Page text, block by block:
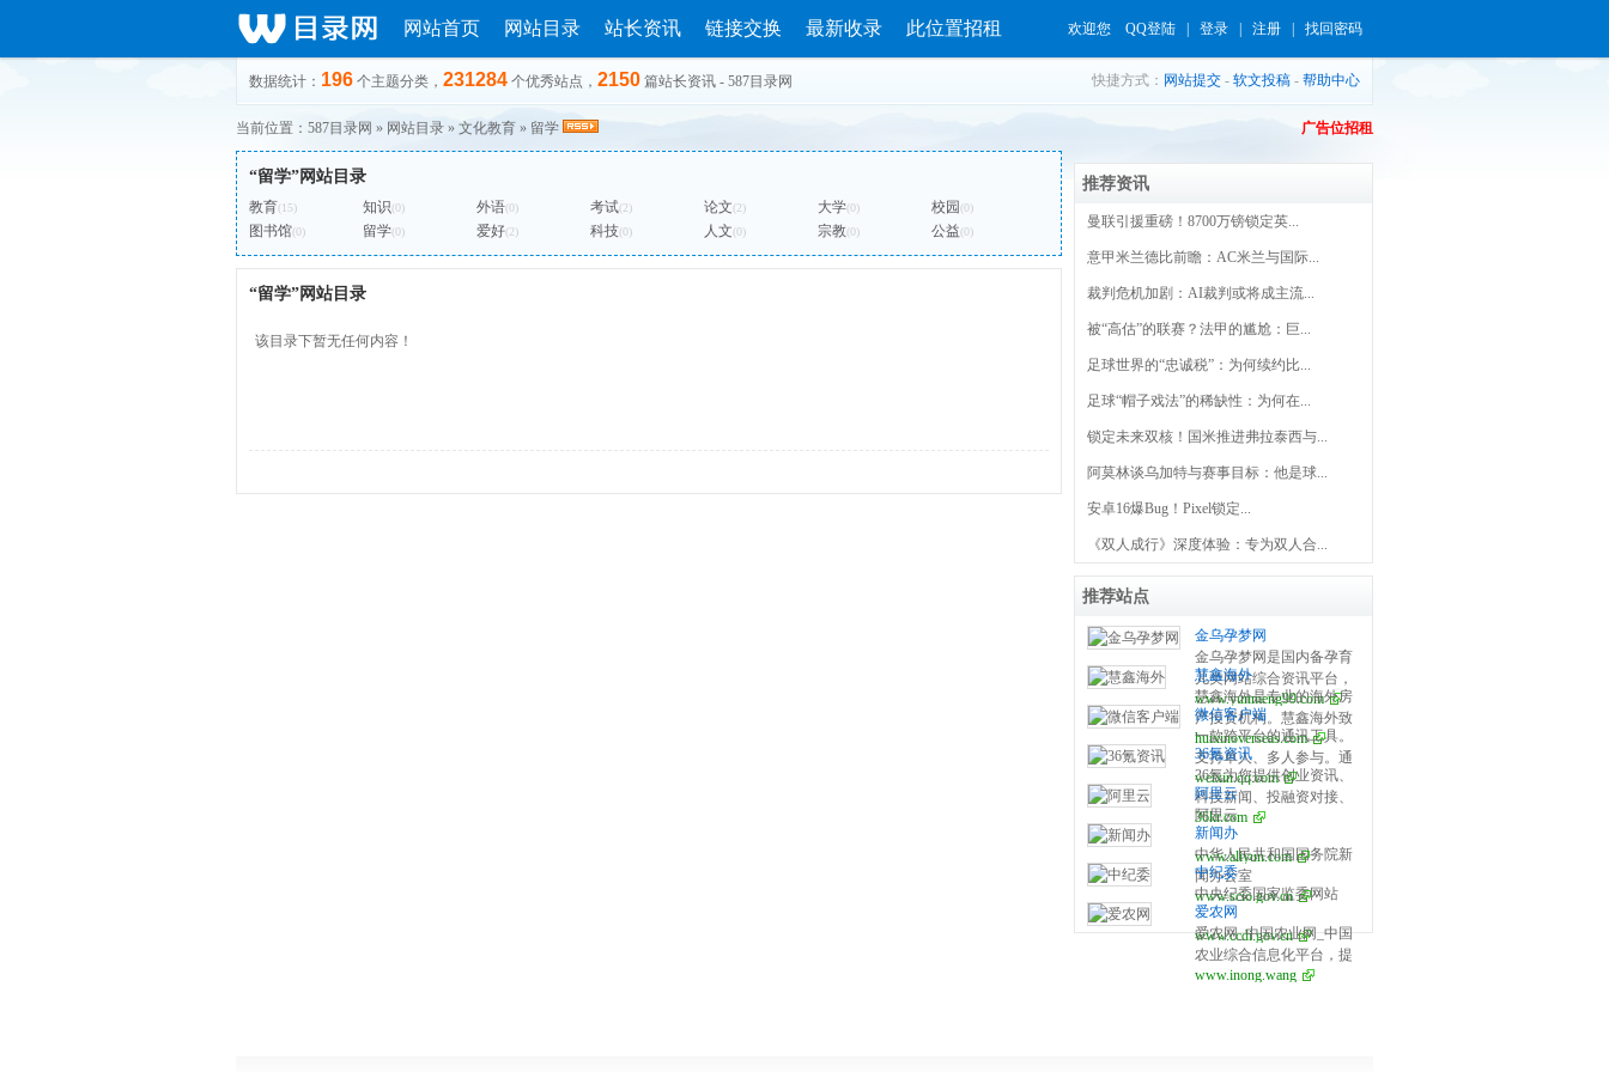
网站首页 网站目录 站长资讯 链接交换 最新收录 此位置招租 欢迎您 QQ登陆 登录 注册 找回密码
数据统计： 196 个主题分类， 231284 个优秀站点， 2150 篇站长资讯 - 587目录网 快捷方式： 网站提交 - 软文投稿 - 帮助中心
广告位招租
当前位置： 587目录网 » 网站目录 » 文化教育 » 留学
“留学”网站目录
教育(15) 知识(0) 外语(0) 考试(2) 论文(2) 大学(0) 校园(0)
图书馆(0) 留学(0) 爱好(2) 科技(0) 人文(0) 宗教(0) 公益(0)
“留学”网站目录
该目录下暂无任何内容！
推荐资讯
曼联引援重磅！8700万镑锁定英...
意甲米兰德比前瞻：AC米兰与国际...
裁判危机加剧：AI裁判或将成主流...
被“高估”的联赛？法甲的尴尬：巨...
足球世界的“忠诚税”：为何续约比...
足球“帽子戏法”的稀缺性：为何在...
锁定未来双核！国米推进弗拉泰西与...
阿莫林谈乌加特与赛事目标：他是球...
安卓16爆Bug！Pixel锁定...
《双人成行》深度体验：专为双人合...
推荐站点
金乌孕梦网
金乌孕梦网是国内备孕育
儿类网站综合资讯平台，
开设试管婴儿、备孕百
科、怀孕之道、产后修
复、育儿宝典、生活指南
等栏目，分享全面泰国、
美国、俄罗斯、乌克兰等
国家的第三代试管婴儿医
院、攻略、流程、费用及
成功率等详细解说，提供
全全方位试管婴儿资讯平
台。
www.yunmeng99.com
慧鑫海外
慧鑫海外是专业的海外房
产投资机构。慧鑫海外致
力于为全球华人提供海外
置业全球重点国家在售楼
盘信息，助您做出最英明
的海外投资决策，是您海
外房产投资和买房移民首
选的海外房产机构。专业
国际持牌律师法律把关，
国内国外同价销售！
huixinoverseas.com
微信客户端
一款跨平台的通讯工具。
支持单人、多人参与。通
过手机网络发送语音、图
片、视频和文字。
weixin.qq.com
36氪资讯
36氪为您提供创业资讯、
科技新闻、投融资对接、
股权投资、极速融资等创
业服务，致力成为创业者
可以依赖的创业服务平
台，为创业者提供最好的
产品和服务。
36kr.com
阿里云
阿里云
www.aliyun.com
新闻办
中华人民共和国国务院新
闻办公室
www.scio.gov.cn
中纪委
中央纪委国家监委网站
www.ccdi.gov.cn
爱农网
爱农网_中国农业网_中国
农业综合信息化平台，提
供免费农产品交易信息,农
www.inong.wang